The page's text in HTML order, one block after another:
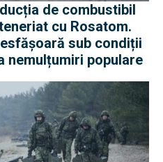
de combustibil
cu Rosatom.
sub condiții
nemulțumiri populare